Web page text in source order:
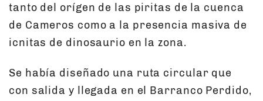
tanto del orígen de las piritas de la cuenca
de Cameros como a la presencia masiva de
icnitas de dinosaurio en la zona.
Se había diseñado una ruta circular que
con salida y llegada en el Barranco Perdido,